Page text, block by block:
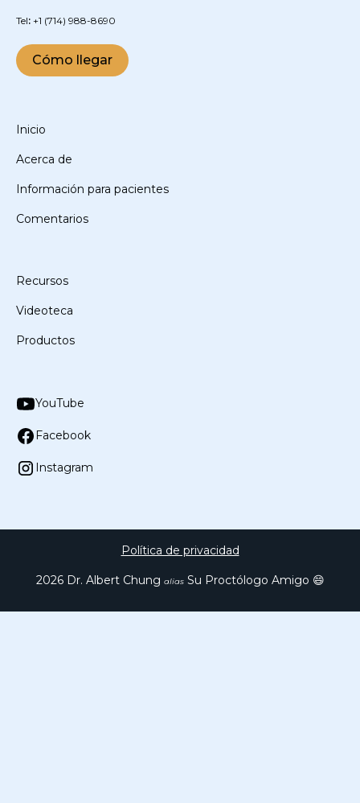
‍Tel: +1 (714) 988-8690
Cómo llegar
Inicio
Acerca de
Información para pacientes
Comentarios
Recursos
Videoteca
Productos
YouTube
Facebook
Instagram
2026Dr. Albert Chung aliasSu Proctólogo Amigo 😄
Política de privacidad